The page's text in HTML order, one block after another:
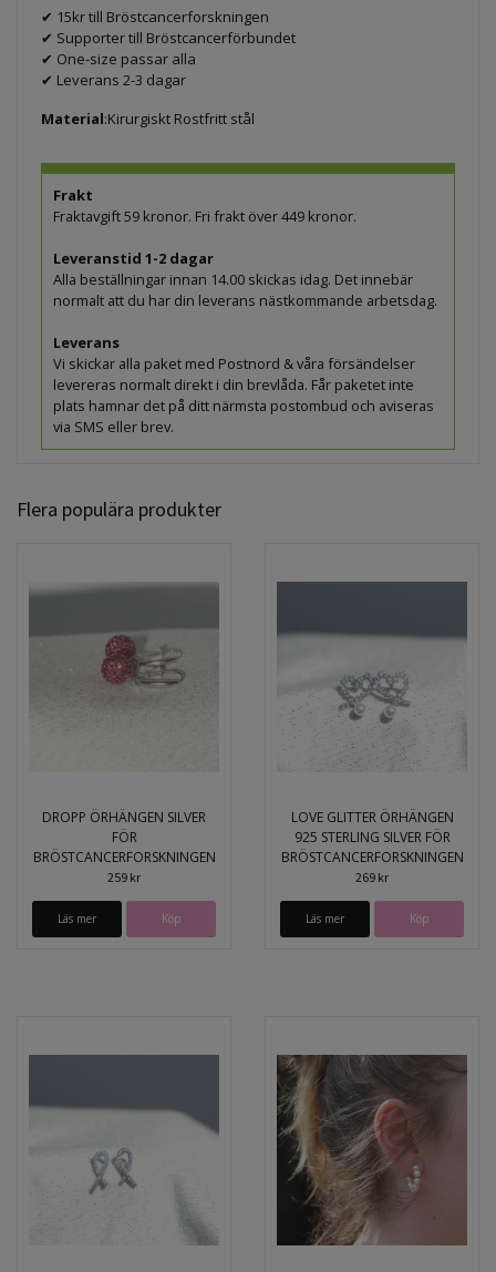
✔ 15kr till Bröstcancerforskningen
✔ Supporter till Bröstcancerförbundet
✔ One-size passar alla
✔ Leverans 2-3 dagar
Material:Kirurgiskt Rostfritt stål
Frakt
Fraktavgift 59 kronor. Fri frakt över 449 kronor.
Leveranstid 1-2 dagar
Alla beställningar innan 14.00 skickas idag. Det innebär
normalt att du har din leverans nästkommande arbetsdag.
Leverans
Vi skickar alla paket med Postnord & våra försändelser
levereras normalt direkt i din brevlåda. Får paketet inte
plats hamnar det på ditt närmsta postombud och aviseras
via SMS eller brev.
Flera populära produkter
DROPP ÖRHÄNGEN SILVER
FÖR
BRÖSTCANCERFORSKNINGEN
259 kr
Läs mer
LOVE GLITTER ÖRHÄNGEN
925 STERLING SILVER FÖR
BRÖSTCANCERFORSKNINGEN
269 kr
Läs mer